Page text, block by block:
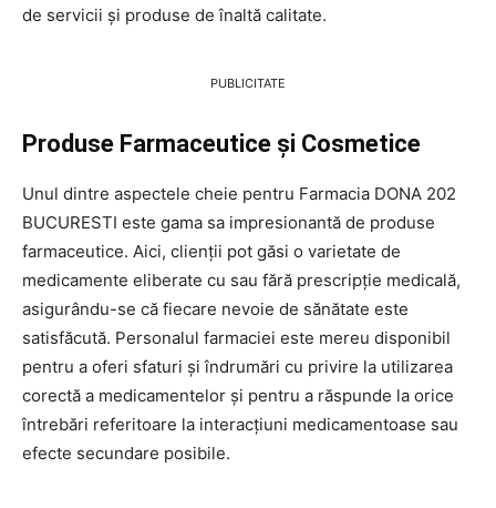
de servicii și produse de înaltă calitate.
PUBLICITATE
Produse Farmaceutice și Cosmetice
Unul dintre aspectele cheie pentru Farmacia DONA 202
BUCURESTI este gama sa impresionantă de produse
farmaceutice. Aici, clienții pot găsi o varietate de
medicamente eliberate cu sau fără prescripție medicală,
asigurându-se că fiecare nevoie de sănătate este
satisfăcută. Personalul farmaciei este mereu disponibil
pentru a oferi sfaturi și îndrumări cu privire la utilizarea
corectă a medicamentelor și pentru a răspunde la orice
întrebări referitoare la interacțiuni medicamentoase sau
efecte secundare posibile.